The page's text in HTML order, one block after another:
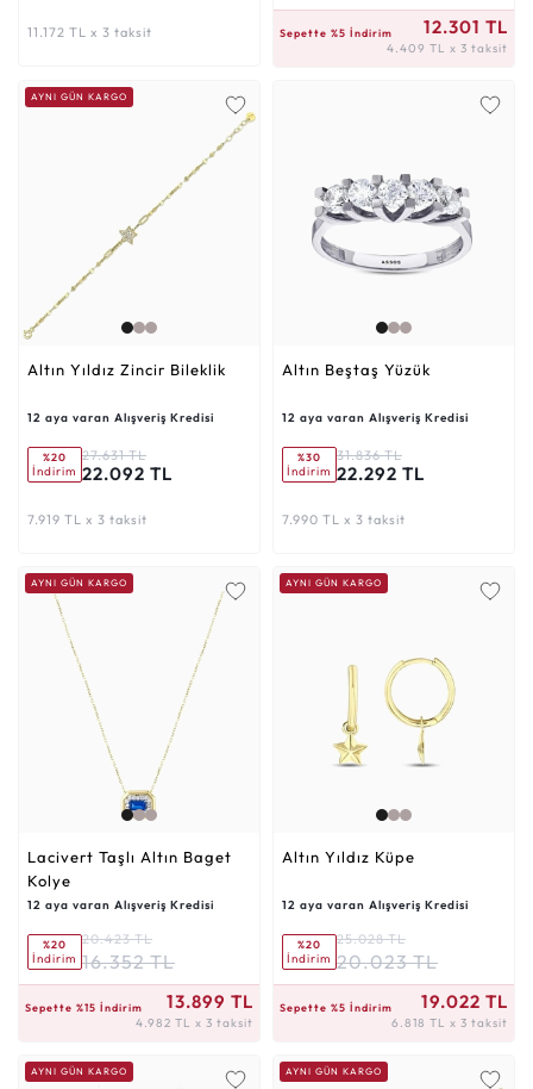
11.172 TL x 3 taksit Sepette %5 İndirim 12.301 TL
4.409 TL x 3 taksit
AYNI GÜN KARGO
Altın Yıldız Zincir Bileklik
12 aya varan Alışveriş Kredisi
%20
İndirim
27.631 TL
22.092 TL
7.919 TL x 3 taksit
Altın Beştaş Yüzük
12 aya varan Alışveriş Kredisi
%30
İndirim
31.836 TL
22.292 TL
7.990 TL x 3 taksit
AYNI GÜN KARGO
Lacivert Taşlı Altın Baget
Kolye
12 aya varan Alışveriş Kredisi
%20
İndirim
20.423 TL
16.352 TL
Sepette %15 İndirim 13.899 TL
4.982 TL x 3 taksit
AYNI GÜN KARGO
Altın Yıldız Küpe
12 aya varan Alışveriş Kredisi
%20
İndirim
25.028 TL
20.023 TL
Sepette %5 İndirim 19.022 TL
6.818 TL x 3 taksit
AYNI GÜN KARGO AYNI GÜN KARGO